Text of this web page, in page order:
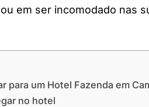
em ser incomodado nas
para um Hotel Fazenda em
no hotel